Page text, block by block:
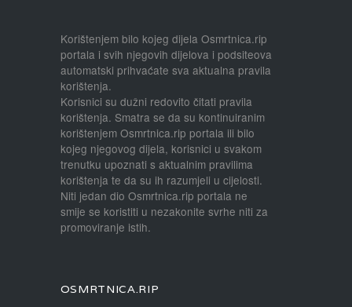
Korištenjem bilo kojeg dijela Osmrtnica.rip
portala i svih njegovih dijelova i podsiteova
automatski prihvaćate sva aktualna pravila
korištenja.
Korisnici su dužni redovito čitati pravila
korištenja. Smatra se da su kontinuiranim
korištenjem Osmrtnica.rip portala ili bilo
kojeg njegovog dijela, korisnici u svakom
trenutku upoznati s aktualnim pravilima
korištenja te da su ih razumjeli u cijelosti.
Niti jedan dio Osmrtnica.rip portala ne
smije se koristiti u nezakonite svrhe niti za
promoviranje istih.
OSMRTNICA.RIP